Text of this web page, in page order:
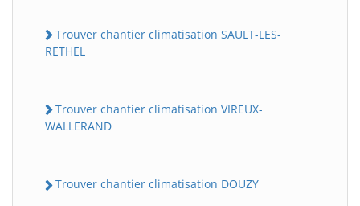
Trouver chantier climatisation SAULT-LES-
RETHEL
Trouver chantier climatisation VIREUX-
WALLERAND
Trouver chantier climatisation DOUZY